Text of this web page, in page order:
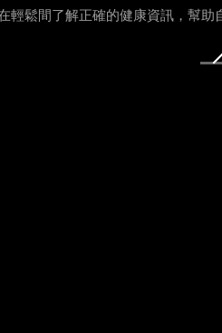
輕鬆間了解正確的健康資訊，幫助